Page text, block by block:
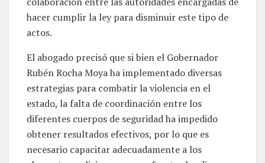
colaboración entre las autoridades encargadas de
hacer cumplir la ley para disminuir este tipo de
actos.
El abogado precisó que si bien el Gobernador
Rubén Rocha Moya ha implementado diversas
estrategias para combatir la violencia en el
estado, la falta de coordinación entre los
diferentes cuerpos de seguridad ha impedido
obtener resultados efectivos, por lo que es
necesario capacitar adecuadamente a los